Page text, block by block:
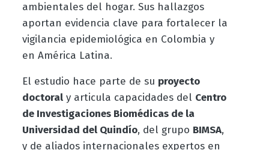
ambientales del hogar. Sus hallazgos
aportan evidencia clave para fortalecer la
vigilancia epidemiológica en Colombia y
en América Latina.
El estudio hace parte de su proyecto
doctoraly articula capacidades del Centro
de Investigaciones Biomédicas de la
Universidad del Quindío, del grupo BIMSA,
y de aliados internacionales expertos en